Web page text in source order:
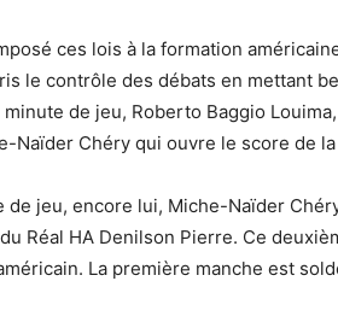
ces lois à la formation
le contrôle des débats en mettant
minute de jeu, Roberto Baggio
Naïder Chéry qui ouvre le score de
de jeu, encore lui, Miche-Naïder
Réal HA Denilson Pierre. Ce
La première manche est